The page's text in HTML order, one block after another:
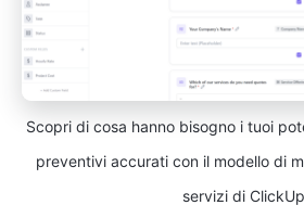
Scopri di cosa hanno bisogno i tuoi
preventivi accurati con il modello di
servizi di ClickUp